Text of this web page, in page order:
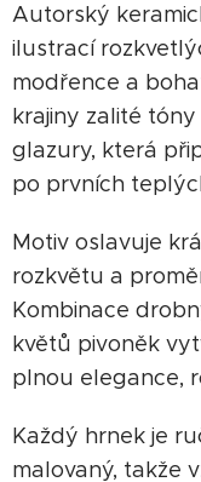
Autorský
ilustrací
modřence a
krajiny zalité
glazury, která
po prvních
Motiv oslavuje
rozkvětu a
Kombinace
květů pivoněk
plnou elegance,
Každý hrnek je
malovaný, takže